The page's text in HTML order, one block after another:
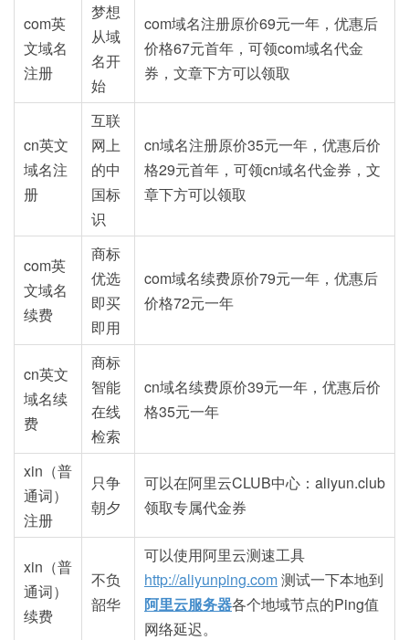
com英
文域名
注册
梦想
从域
名开
始
com域名注册原价69元一年，优惠后
价格67元首年，可领com域名代金
券，文章下方可以领取
cn英文
域名注
册
互联
网上
的中
国标
识
cn域名注册原价35元一年，优惠后价
格29元首年，可领cn域名代金券，文
章下方可以领取
com英
文域名
续费
商标
优选
即买
即用
com域名续费原价79元一年，优惠后
价格72元一年
cn英文
域名续
费
商标
智能
在线
检索
cn域名续费原价39元一年，优惠后价
格35元一年
xin（普
通词）
注册
只争
朝夕
可以在阿里云CLUB中心：aliyun.club
领取专属代金券
xin（普
通词）
续费
不负
韶华
可以使用阿里云测速工具
http://aliyunping.com测试一下本地到
阿里云服务器各个地域节点的Ping值
网络延迟。